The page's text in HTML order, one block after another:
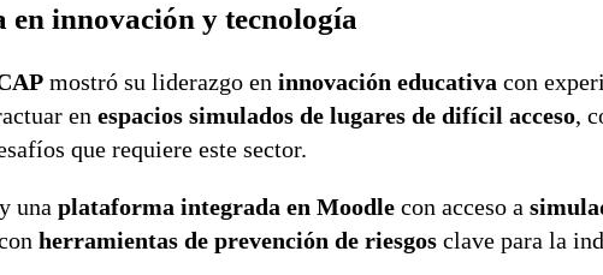
innovación y tecnología
mostró su liderazgo en innovación educativa con
en espacios simulados de lugares de difícil acceso,
que requiere este sector.
y una plataforma integrada en Moodle con acceso a
herramientas de prevención de riesgos clave para la